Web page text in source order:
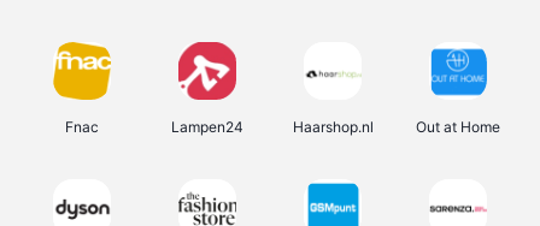
Fnac Lampen24 Haarshop.nl Out at Home